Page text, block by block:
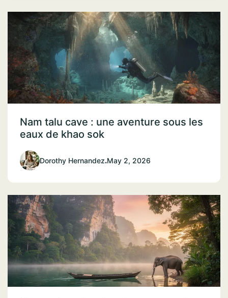
Nam talu cave : une aventure sous les
eaux de khao sok
Dorothy Hernandez.May 2, 2026